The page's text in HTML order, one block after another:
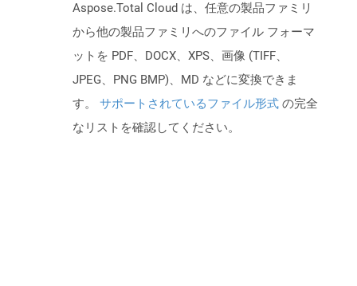
Aspose.Total Cloud は、任意の製品ファミリ
から他の製品ファミリへのファイル フォーマ
ットを PDF、DOCX、XPS、画像 (TIFF、
JPEG、PNG BMP)、MD などに変換できま
す。 サポートされているファイル形式 の完全
なリストを確認してください。